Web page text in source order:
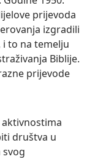
prijevoda
izgradili
to na temelju
Biblije.
prijevode
aktivnostima
društva u
svog